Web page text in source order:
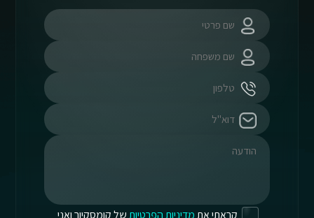
קראתי אתמדיניות הפרטיותשל קומסקיור ואני